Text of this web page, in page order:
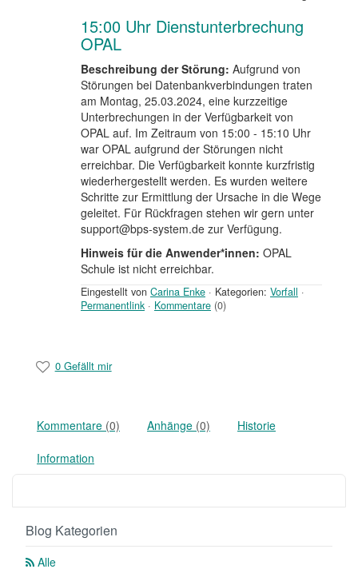
15:00 Uhr Dienstunterbrechung
OPAL
Beschreibung der Störung: Aufgrund von
Störungen bei Datenbankverbindungen traten
am Montag, 25.03.2024, eine kurzzeitige
Unterbrechungen in der Verfügbarkeit von
OPAL auf. Im Zeitraum von 15:00 - 15:10 Uhr
war OPAL aufgrund der Störungen nicht
erreichbar. Die Verfügbarkeit konnte kurzfristig
wiederhergestellt werden. Es wurden weitere
Schritte zur Ermittlung der Ursache in die Wege
geleitet. Für Rückfragen stehen wir gern unter
support@bps-system.de zur Verfügung.
Hinweis für die Anwender*innen: OPAL
Schule ist nicht erreichbar.
Eingestellt von Carina Enke · Kategorien: Vorfall ·
Permanentlink · Kommentare (0)
0 Gefällt mir
Kommentare (0) Anhänge (0) Historie
Information
Blog Kategorien
Alle